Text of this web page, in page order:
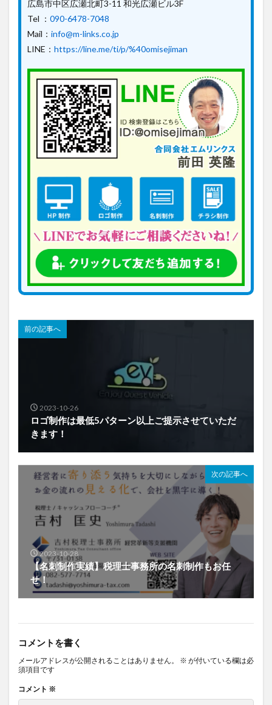
広島市中区広瀬北町3-11 和光広瀬ビル3F
Tel ： 090-6478-7048
Mail： info@m-links.co.jp
LINE： https://line.me/ti/p/%40omisejiman
前の記事へ
2023-10-26
ロゴ制作は最低5パターン以上ご提示させていただ
きます！
次の記事へ
2023-10-28
【名刺制作実績】税理士事務所の名刺制作もお任
せ！
コメントを書く
メールアドレスが公開されることはありません。 ※ が付いている欄は必
須項目です
コメント ※